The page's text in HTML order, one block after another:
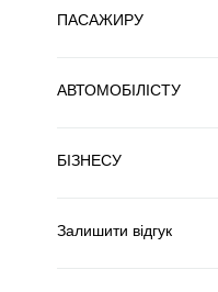
ПАСАЖИРУ
АВТОМОБІЛІСТУ
БІЗНЕСУ
Залишити відгук